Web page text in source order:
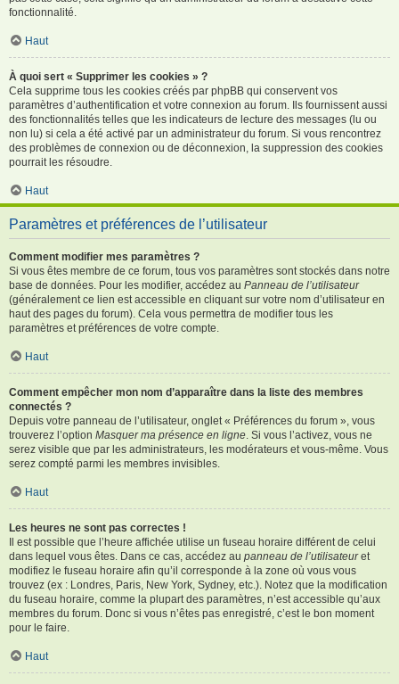
fonctionnalité.
Haut
À quoi sert « Supprimer les cookies » ?
Cela supprime tous les cookies créés par phpBB qui conservent vos
paramètres d’authentification et votre connexion au forum. Ils fournissent aussi
des fonctionnalités telles que les indicateurs de lecture des messages (lu ou
non lu) si cela a été activé par un administrateur du forum. Si vous rencontrez
des problèmes de connexion ou de déconnexion, la suppression des cookies
pourrait les résoudre.
Haut
Paramètres et préférences de l’utilisateur
Comment modifier mes paramètres ?
Si vous êtes membre de ce forum, tous vos paramètres sont stockés dans notre
base de données. Pour les modifier, accédez au Panneau de l’utilisateur
(généralement ce lien est accessible en cliquant sur votre nom d’utilisateur en
haut des pages du forum). Cela vous permettra de modifier tous les
paramètres et préférences de votre compte.
Haut
Comment empêcher mon nom d’apparaître dans la liste des membres
connectés ?
Depuis votre panneau de l’utilisateur, onglet « Préférences du forum », vous
trouverez l’option Masquer ma présence en ligne . Si vous l’activez, vous ne
serez visible que par les administrateurs, les modérateurs et vous-même. Vous
serez compté parmi les membres invisibles.
Haut
Les heures ne sont pas correctes !
Il est possible que l’heure affichée utilise un fuseau horaire différent de celui
dans lequel vous êtes. Dans ce cas, accédez au panneau de l’utilisateuret
modifiez le fuseau horaire afin qu’il corresponde à la zone où vous vous
trouvez (ex : Londres, Paris, New York, Sydney, etc.). Notez que la modification
du fuseau horaire, comme la plupart des paramètres, n’est accessible qu’aux
membres du forum. Donc si vous n’êtes pas enregistré, c’est le bon moment
pour le faire.
Haut